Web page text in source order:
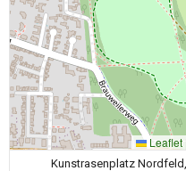
Leaflet
Kunstrasenplatz